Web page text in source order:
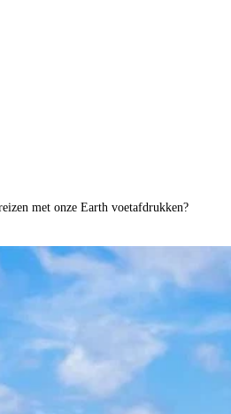
met onze Earth voetafdrukken?